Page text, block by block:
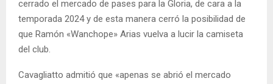
cerrado el mercado de pases para la Gloria, de cara a la
temporada 2024 y de esta manera cerró la posibilidad de
que Ramón «Wanchope» Arias vuelva a lucir la camiseta
del club.
Cavagliatto admitió que «apenas se abrió el mercado